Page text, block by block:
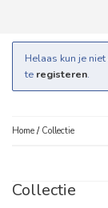
Helaas kun je
te registeren.
Home / Collectie
Collectie